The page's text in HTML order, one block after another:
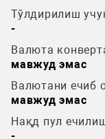
Тўлдирилиш
-
Валюта
мавжуд эмас
Валютани ечиб
мавжуд эмас
Нақд пул
-